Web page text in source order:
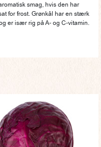
smag, hvis den har
for frost. Grønkål har en stærk
er især rig på A- og C-vitamin.